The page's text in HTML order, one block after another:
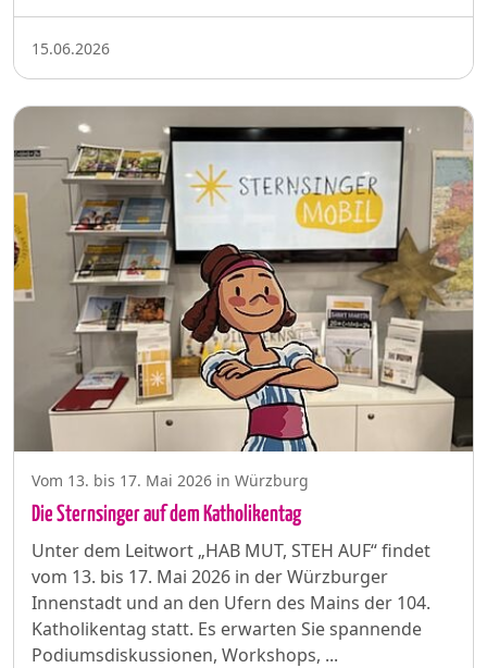
15.06.2026
Vom 13. bis 17. Mai 2026 in Würzburg
Die Sternsinger auf dem Katholikentag
Unter dem Leitwort „HAB MUT, STEH AUF“ findet
vom 13. bis 17. Mai 2026 in der Würzburger
Innenstadt und an den Ufern des Mains der 104.
Katholikentag statt. Es erwarten Sie spannende
Podiumsdiskussionen, Workshops, ...